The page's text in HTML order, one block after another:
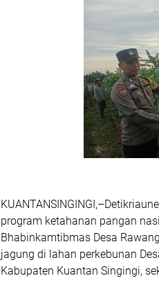
program ketahanan pangan
Bhabinkamtibmas Desa
jagung di lahan perkebunan
Kabupaten Kuantan Singingi,